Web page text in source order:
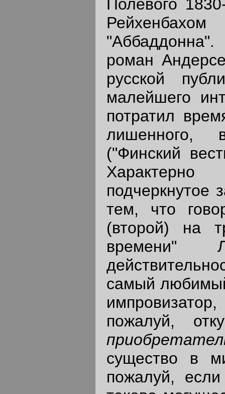
Полевого
"Аббаддонна".
роман
русской
малейшего
потратил
лишенного,
("Финский
подчеркнутое
тем, что
(второй) на
времени"
самый
пожалуй,
существо в
пожалуй,